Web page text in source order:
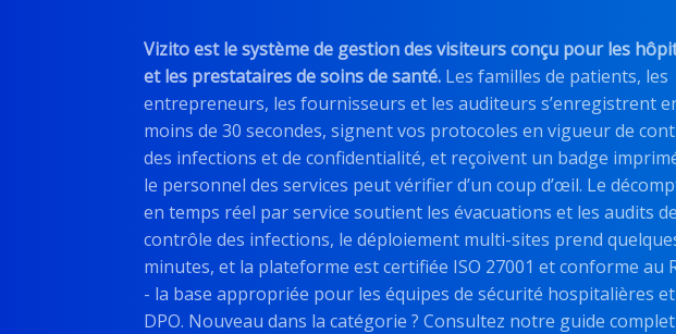
Vizito est le système de gestion des visiteurs conçu pour les
et les prestataires de soins de santé. Les familles de patients, les
entrepreneurs, les fournisseurs et les auditeurs s’enregistrent
moins de 30 secondes, signent vos protocoles en vigueur de
des infections et de confidentialité, et reçoivent un badge
le personnel des services peut vérifier d’un coup d’œil. Le
en temps réel par service soutient les évacuations et les audits de
contrôle des infections, le déploiement multi-sites prend
minutes, et la plateforme est certifiée ISO 27001 et conforme au
- la base appropriée pour les équipes de sécurité hospitalières
DPO. Nouveau dans la catégorie ? Consultez notre guide